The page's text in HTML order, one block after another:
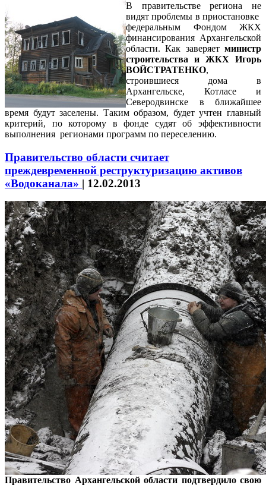
В правительстве региона не
видят проблемы в приостановке
федеральным Фондом ЖКХ
финансирования Архангельской
области. Как заверяет министр
строительства и ЖКХ Игорь
ВОЙСТРАТЕНКО,
строившиеся дома в
Архангельске, Котласе и
Северодвинске в ближайшее
время будут заселены. Таким образом, будет учтен главный
критерий, по которому в фонде судят об эффективности
выполнения регионами программ по переселению.
Правительство области считает
преждевременной реструктуризацию активов
«Водоканала» | 12.02.2013
Правительство Архангельской области подтвердило свою